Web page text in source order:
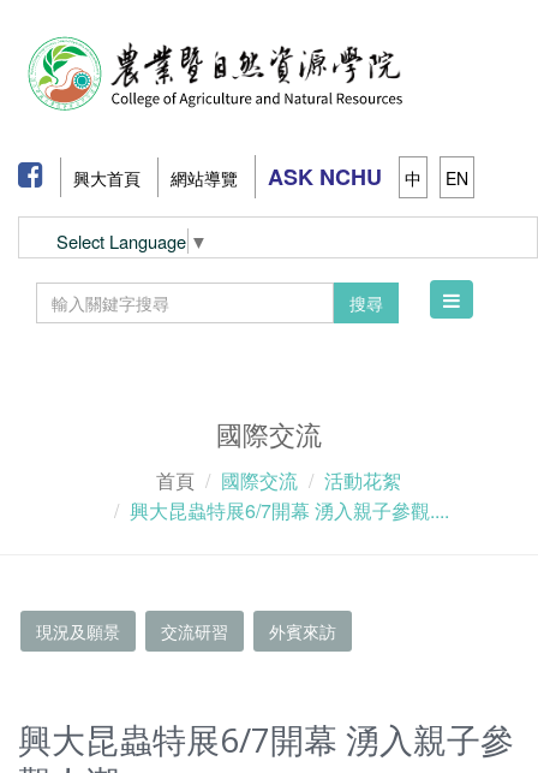
興大首頁 網站導覽 ASK NCHU 中 EN
Select Language ▼
搜尋
Toggle
國際交流
首頁 國際交流
活動花絮
興大昆蟲特展6/7開幕 湧入親子參觀....
現況及願景 交流研習 外賓來訪
興大昆蟲特展6/7開幕 湧入親子參